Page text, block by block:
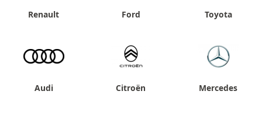
Renault Ford Toyota
Audi Citroën Mercedes